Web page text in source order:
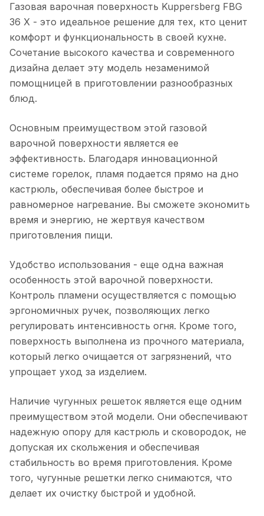
Газовая варочная поверхность Kuppersberg FBG
36 X - это идеальное решение для тех, кто ценит
комфорт и функциональность в своей кухне.
Сочетание высокого качества и современного
дизайна делает эту модель незаменимой
помощницей в приготовлении разнообразных
блюд.
Основным преимуществом этой газовой
варочной поверхности является ее
эффективность. Благодаря инновационной
системе горелок, пламя подается прямо на дно
кастрюль, обеспечивая более быстрое и
равномерное нагревание. Вы сможете экономить
время и энергию, не жертвуя качеством
приготовления пищи.
Удобство использования - еще одна важная
особенность этой варочной поверхности.
Контроль пламени осуществляется с помощью
эргономичных ручек, позволяющих легко
регулировать интенсивность огня. Кроме того,
поверхность выполнена из прочного материала,
который легко очищается от загрязнений, что
упрощает уход за изделием.
Наличие чугунных решеток является еще одним
преимуществом этой модели. Они обеспечивают
надежную опору для кастрюль и сковородок, не
допуская их скольжения и обеспечивая
стабильность во время приготовления. Кроме
того, чугунные решетки легко снимаются, что
делает их очистку быстрой и удобной.